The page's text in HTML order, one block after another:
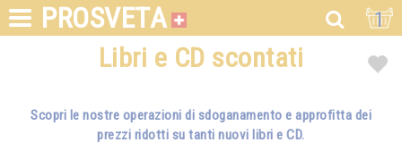
PROSVETA 1
Libri e CD scontati
Scopri le nostre operazioni di sdoganamento e approfitta dei
prezzi ridotti su tanti nuovi libri e CD.